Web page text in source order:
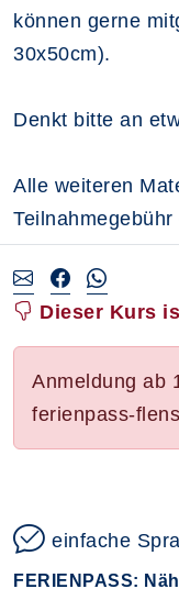
können gerne
30x50cm).
Denkt bitte an
Alle weiteren
Teilnahmegebühr
Dieser Kurs
Anmeldung ab
ferienpass-
einfache
FERIENPASS: